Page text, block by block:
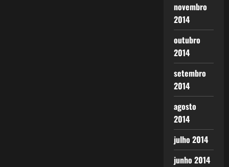
novembro
2014
outubro
2014
setembro
2014
agosto
2014
julho 2014
junho 2014